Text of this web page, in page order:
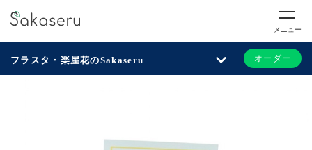
メニュー
フラスタ・楽屋花のSakaseru オーダー